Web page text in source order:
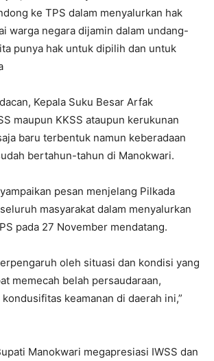
ke TPS dalam menyalurkan hak
warga negara dijamin dalam undang-
punya hak untuk dipilih dan untuk
Kepala Suku Besar Arfak
maupun KKSS ataupun kerukunan
baru terbentuk namun keberadaan
bertahun-tahun di Manokwari.
pesan menjelang Pilkada
masyarakat dalam menyalurkan
pada 27 November mendatang.
oleh situasi dan kondisi yang
memecah belah persaudaraan,
keamanan di daerah ini,”
Manokwari megapresiasi IWSS dan